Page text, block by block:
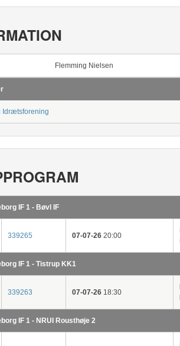
Flemming Nielsen
IF 1 - Bøvl IF
339265 07-07-2620:00
IF 1 - Tistrup KK1
339263 07-07-2618:30
IF 1 - NRUI Rousthøje 2